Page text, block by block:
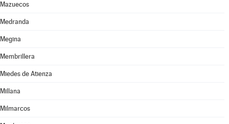
Mazuecos
Medranda
Megina
Membrillera
Miedes de Atienza
Millana
Milmarcos